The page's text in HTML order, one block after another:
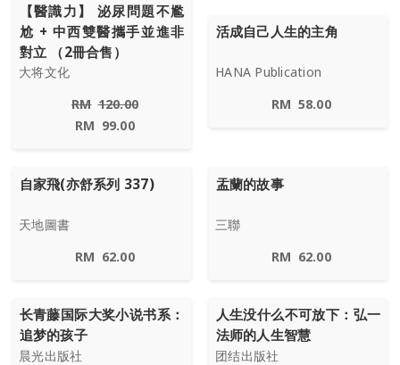
【醫識力】 泌尿問題不尷
尬 + 中西雙醫攜手並進非
對立 （2冊合售）
大将文化
RM 120.00
RM 99.00
活成自己人生的主角
HANA Publication
RM 58.00
自家飛(亦舒系列 337)
天地圖書
RM 62.00
盂蘭的故事
三聯
RM 62.00
长青藤国际大奖小说书系：
追梦的孩子
晨光出版社
人生没什么不可放下：弘一
法师的人生智慧
团结出版社